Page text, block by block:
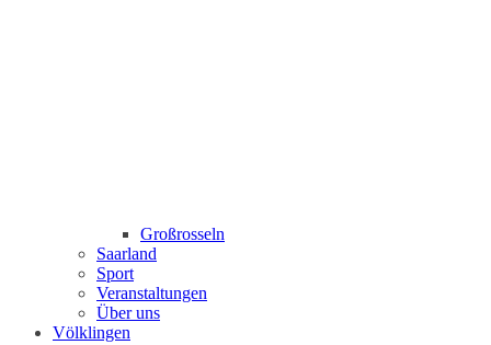
Großrosseln
Saarland
Sport
Veranstaltungen
Über uns
Völklingen